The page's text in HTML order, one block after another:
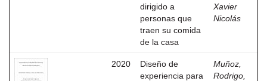
dirigido a
personas que
traen su comida
de la casa
Xavier
Nicolás
2020
Diseño de
experiencia para
Muñoz,
Rodrigo,